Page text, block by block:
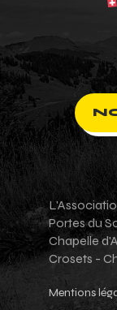
Portes du
Chapelle
Crosets -
Mentions